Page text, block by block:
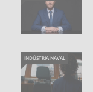
INDÚSTRIA NAVAL